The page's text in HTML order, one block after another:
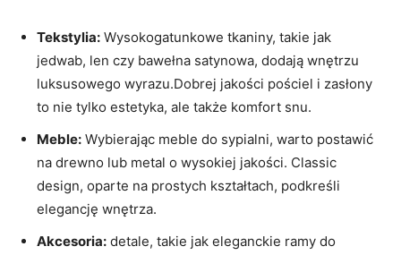
Tekstylia: Wysokogatunkowe tkaniny, takie jak
jedwab, len czy bawełna satynowa, dodają wnętrzu
luksusowego wyrazu.Dobrej jakości pościel i zasłony
to nie tylko estetyka, ale także komfort snu.
Meble: Wybierając meble do sypialni, warto postawić
na drewno lub metal o wysokiej jakości. Classic
design, oparte na prostych kształtach, podkreśli
elegancję wnętrza.
Akcesoria: detale, takie jak eleganckie ramy do